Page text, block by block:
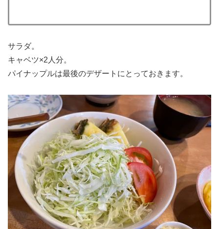
サラダ。
キャベツ×2人分。
パイナップルは最後のデザートにとっておきます。